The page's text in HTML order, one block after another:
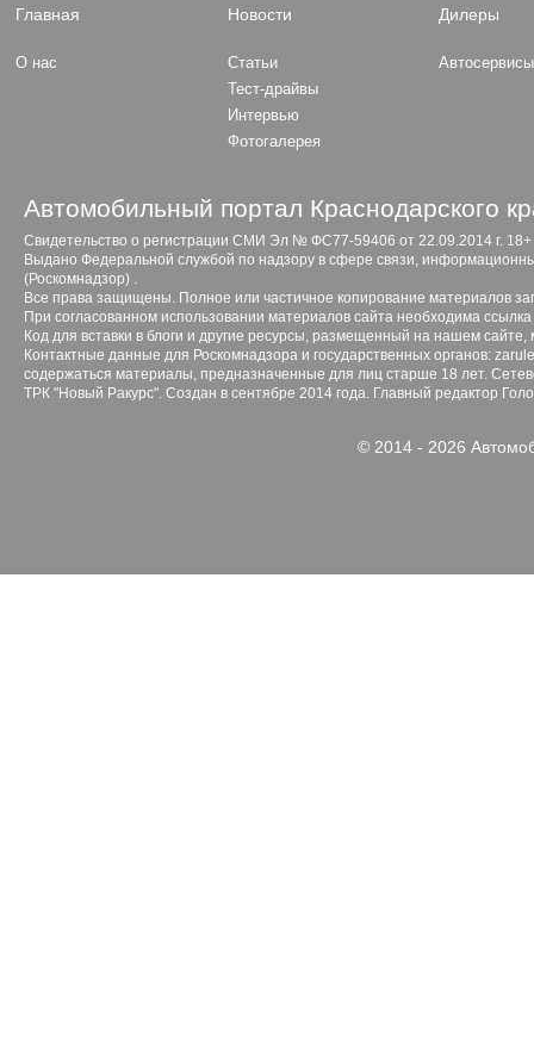
Главная
О нас
Новости
Статьи
Тест-драйвы
Интервью
Фотогалерея
Дилеры
Автосервисы
Автомобильный портал Краснодарского
Свидетельство о регистрации СМИ Эл № ФС77-59406 от 22.09.2014 г. 18+
Выдано Федеральной службой по надзору в сфере связи,
(Роскомнадзор) .
Все права защищены. Полное или частичное копирование материалов
При согласованном использовании материалов сайта необходима ссылка
Код для вставки в блоги и другие ресурсы, размещенный на нашем сайте,
Контактные данные для Роскомнадзора и государственных органов:
содержаться материалы, предназначенные для лиц старше 18 лет.
ТРК "Новый Ракурс". Создан в сентябре 2014 года. Главный редактор
© 2014 - 2026